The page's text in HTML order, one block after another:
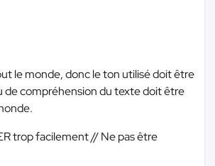
le monde, donc le ton utilisé doit être
de compréhension du texte doit être
trop facilement // Ne pas être